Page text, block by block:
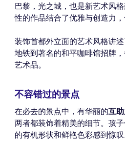
巴黎，光之城，也是新艺术风
性的作品结合了优雅与创造力，
装饰首都外立面的艺术风格讲
地铁到著名的和平咖啡馆招牌
艺术品。
不容错过的景点
在必去的景点中，有华丽的互
两者都装饰着精美的细节。孩
的有机形状和鲜艳色彩感到惊叹